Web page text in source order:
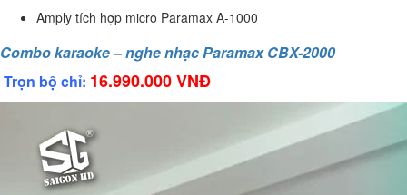
Amply tích hợp micro Paramax A-1000
Combo karaoke – nghe nhạc Paramax CBX-2000
Trọn bộ chỉ: 16.990.000 VNĐ